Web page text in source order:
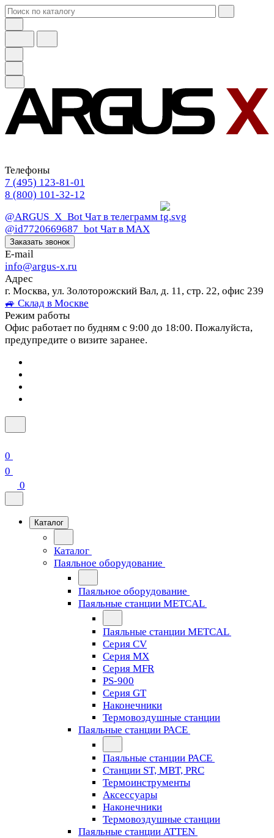
Телефоны
7 (495) 123-81-01
8 (800) 101-32-12
@ARGUS_X_Bot Чат в телеграмм
@id7720669687_bot Чат в МАХ
Заказать звонок
E-mail
info@argus-x.ru
Адрес
г. Москва, ул. Золоторожский Вал, д. 11, стр. 22, офис 239
🚙 Склад в Москве
Режим работы
Офис работает по будням с 9:00 до 18:00. Пожалуйста,
предупредите о визите заранее.
0
0
0
Каталог
Каталог
Паяльное оборудование
Паяльное оборудование
Паяльные станции METCAL
Паяльные станции METCAL
Серия CV
Серия MX
Серия MFR
PS-900
Серия GT
Наконечники
Термовоздушные станции
Паяльные станции PACE
Паяльные станции PACE
Станции ST, MBT, PRC
Термоинструменты
Аксессуары
Наконечники
Термовоздушные станции
Паяльные станции ATTEN